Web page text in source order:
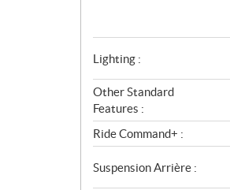
Lighting :
Other Standard
Features :
Ride Command+ :
Suspension Arrière :